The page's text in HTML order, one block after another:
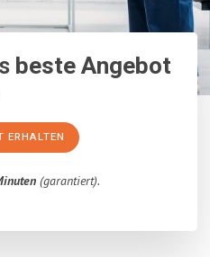
beste Angebot
ERHALTEN
(garantiert).